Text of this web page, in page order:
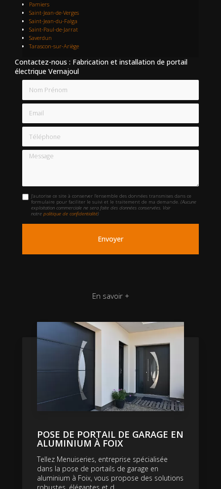
Pamiers
Saint-Jean-de-Verges
Saint-Jean-du-Falga
Saint-Paul-de-Jarrat
Saverdun
Tarascon-sur-Ariège
Contactez-nous : Fabrication et installation de portail
électrique Vernajoul
Email
Téléphone
Message
J'autorise ce site à conserver l'ensemble des données transmises dans ce
formulaire pour faciliter le suivi et le traitement de ma demande.(Aucune
exploitation commerciale ne sera faite des données conservées. Voir
notrepolitique de confidentialité)
En savoir +
POSE DE PORTAIL DE GARAGE EN
ALUMINIUM À FOIX
Tellez Menuiseries, entreprise spécialisée
dans la pose de portails de garage en
aluminium à Foix, vous propose des solutions